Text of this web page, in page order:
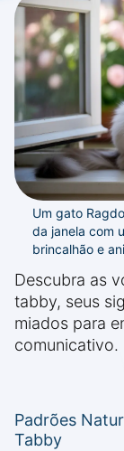
Um gato
da janela com
brincalhão e
Descubra as
tabby, seus
miados para
comunicativo.
Padrões
Tabby